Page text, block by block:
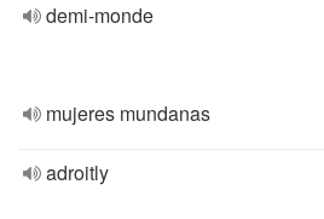
demi-monde
mujeres mundanas
adroitly